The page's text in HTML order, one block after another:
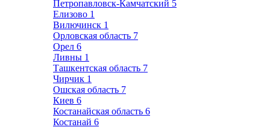
Петропавловск-Камчатский 5
Елизово 1
Вилючинск 1
Орловская область 7
Орел 6
Ливны 1
Ташкентская область 7
Чирчик 1
Ошская область 7
Киев 6
Костанайская область 6
Костанай 6